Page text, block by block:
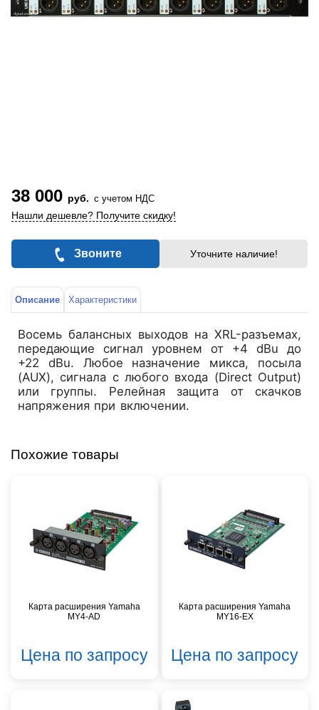
38 000 руб. с учетом НДС
Нашли дешевле? Получите скидку!
Звоните Уточните наличие!
Описание Характеристики
Восемь балансных выходов на XRL-разъемах,
передающие сигнал уровнем от +4 dBu до
+22 dBu. Любое назначение микса, посыла
(AUX), сигнала с любого входа (Direct Output)
или группы. Релейная защита от скачков
напряжения при включении.
Похожие товары
Карта расширения Yamaha
MY4-AD
Цена по запросу
Карта расширения Yamaha
MY16-EX
Цена по запросу